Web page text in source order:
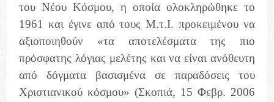
του Νέου Κόσμου, η οποία ολοκληρώθηκε το
1961 και έγινε από τους Μ.τ.Ι. προκειμένου να
αξιοποιηθούν «τα αποτελέσματα της πιο
πρόσφατης λόγιας μελέτης και να είναι ανόθευτη
από δόγματα βασισμένα σε παραδόσεις του
Χριστιανικού κόσμου» (Σκοπιά, 15 Φεβρ. 2006